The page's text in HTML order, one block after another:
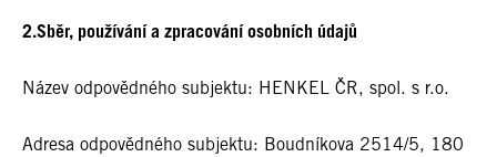
2.Sběr, používání a zpracování osobních údajů
Název odpovědného subjektu: HENKEL ČR, spol. s r.o.
Adresa odpovědného subjektu: Boudníkova 2514/5, 180